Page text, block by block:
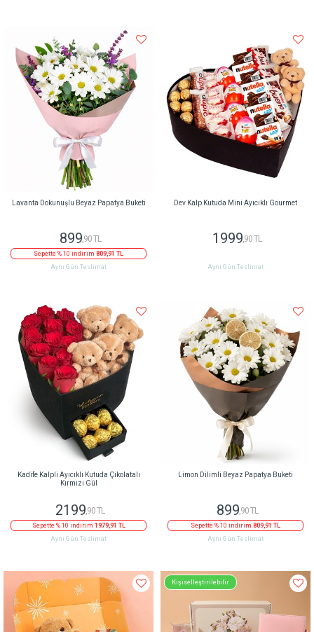
Lavanta Dokunuşlu Beyaz Papatya Buketi
899,90 TL
Sepette % 10 indirim 809,91 TL
Aynı Gün Teslimat
Dev Kalp Kutuda Mini Ayıcıklı Gourmet
1999,90 TL
Aynı Gün Teslimat
Kadife Kalpli Ayıcıklı Kutuda Çikolatalı
Kırmızı Gül
2199,90 TL
Sepette % 10 indirim 1979,91 TL
Aynı Gün Teslimat
Limon Dilimli Beyaz Papatya Buketi
899,90 TL
Sepette % 10 indirim 809,91 TL
Aynı Gün Teslimat
Kişiselleştirilebilir